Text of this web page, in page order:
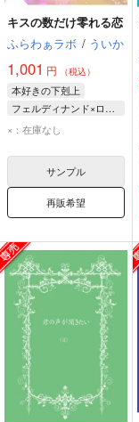
キスの数だけ零れる恋
ふらわぁラボ / ういか
1,001 円 （税込）
本好きの下剋上
フェルディナンド×ローゼマイン
フェルディナンド
×：在庫なし
サンプル
再販希望